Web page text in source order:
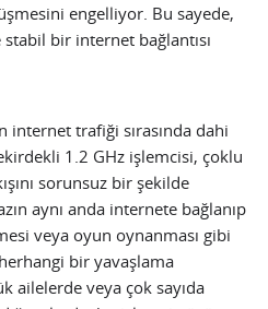
engelliyor. Bu sayede,
bir internet bağlantısı
internet trafiği sırasında dahi
1.2 GHz işlemcisi, çoklu
sorunsuz bir şekilde
aynı anda internete bağlanıp
veya oyun oynanması gibi
bir yavaşlama
ailelerde veya çok sayıda